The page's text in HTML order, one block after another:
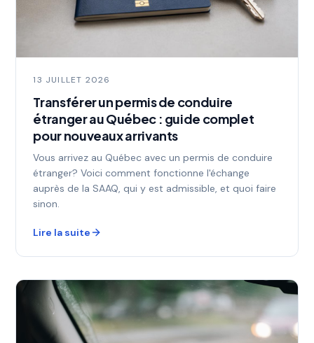
13 JUILLET 2026
Transférer un permis de conduire
étranger au Québec : guide complet
pour nouveaux arrivants
Vous arrivez au Québec avec un permis de conduire
étranger? Voici comment fonctionne l'échange
auprès de la SAAQ, qui y est admissible, et quoi faire
sinon.
Lire la suite